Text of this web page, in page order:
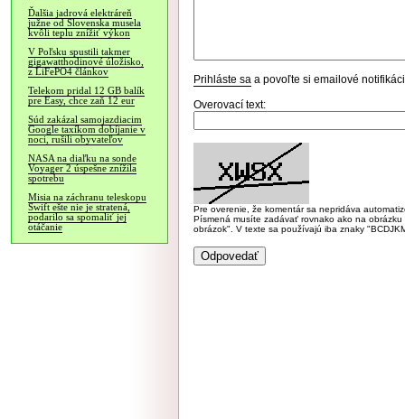
Ďalšia jadrová elektráreň
južne od Slovenska musela
kvôli teplu znížiť výkon
V Poľsku spustili takmer
gigawatthodinové úložisko,
z LiFePO4 článkov
Telekom pridal 12 GB balík
pre Easy, chce zaň 12 eur
Súd zakázal samojazdiacim
Google taxíkom dobíjanie v
noci, rušili obyvateľov
NASA na diaľku na sonde
Voyager 2 úspešne znížila
spotrebu
Misia na záchranu teleskopu
Swift ešte nie je stratená,
podarilo sa spomaliť jej
otáčanie
Prihláste sa a povoľte si emailové
Overovací text:
Pre overenie, že komentár sa nepridáva
Písmená musíte zadávať rovnako ako na
obrázok". V texte sa používajú iba znaky